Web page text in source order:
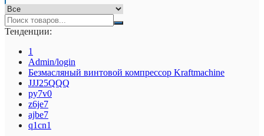
Тенденции:
1
Admin/login
Безмасляный винтовой компрессор Kraftmaсhine
JJJ25QQQ
py7v0
z6je7
ajbe7
q1cn1